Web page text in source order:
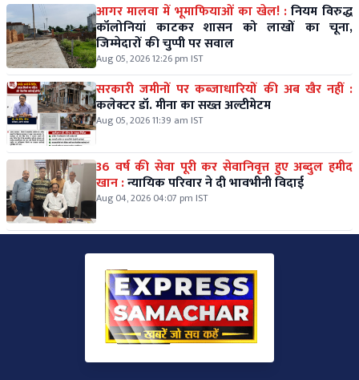
आगर मालवा में भूमाफियाओं का खेल! :नियम विरुद्ध
कॉलोनियां काटकर शासन को लाखों का चूना,
जिम्मेदारों की चुप्पी पर सवाल
Aug 05, 2026 12:26 pm IST
सरकारी जमीनों पर कब्जाधारियों की अब खैर नहीं :
कलेक्टर डॉ. मीना का सख्त अल्टीमेटम
Aug 05, 2026 11:39 am IST
36 वर्ष की सेवा पूरी कर सेवानिवृत्त हुए अब्दुल हमीद
खान :न्यायिक परिवार ने दी भावभीनी विदाई
Aug 04, 2026 04:07 pm IST